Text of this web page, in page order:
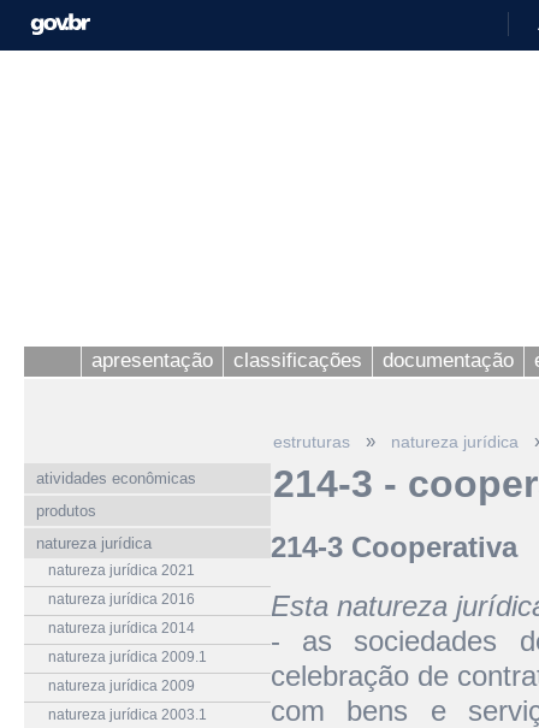
apresentação classificações documentação
atividades econômicas
produtos
natureza jurídica
natureza jurídica 2021
natureza jurídica 2016
natureza jurídica 2014
natureza jurídica 2009.1
natureza jurídica 2009
natureza jurídica 2003.1
estruturas » natureza jurídica
214-3 -
214-3 Cooperativa
Esta natureza
- as sociedades
celebração de
com bens e